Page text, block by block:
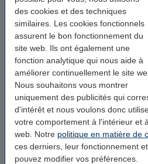
des cookies et des techniques
similaires. Les cookies fonctionnels
assurent le bon fonctionnement du
site web. Ils ont également une
fonction analytique qui nous aide à
améliorer continuellement le site
Nous souhaitons vous montrer
uniquement des publicités qui
d'intérêt et nous voulons donc
votre comportement à l'intérieur et
web. Notre politique en matière de
ces derniers, leur fonctionnement
pouvez modifier vos préférences.
nitrile XL (1 paire, 65
20,25 €
Bon plan : commandez également
123schoon éponge à
1,25 €
123schoon liquide
(500 ml)
1,95 €
123schoon brosse à
1,95 €